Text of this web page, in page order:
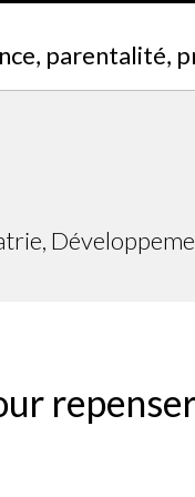
parentalité,